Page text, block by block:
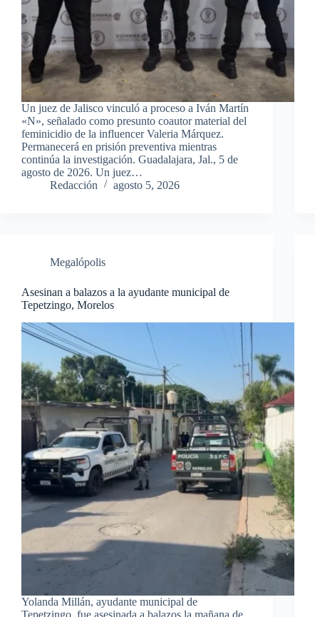
Un juez de Jalisco vinculó a proceso a Iván Martín
«N», señalado como presunto coautor material del
feminicidio de la influencer Valeria Márquez.
Permanecerá en prisión preventiva mientras
continúa la investigación. Guadalajara, Jal., 5 de
agosto de 2026. Un juez…
Redacción
agosto 5, 2026
Megalópolis
Asesinan a balazos a la ayudante municipal de
Tepetzingo, Morelos
Yolanda Millán, ayudante municipal de
Tepetzingo, fue asesinada a balazos la mañana de